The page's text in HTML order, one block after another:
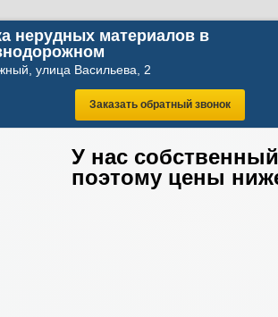
нерудных материалов в
улица Васильева, 2
Заказать обратный звонок
У нас
поэтому цены